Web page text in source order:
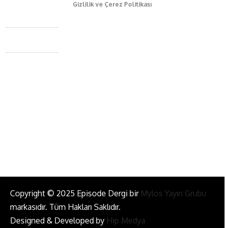
Gizlilik ve Çerez Politikası
Caferağa Mah. Dr. Şakir Paşa Sok. No3/A Kadıköy İstanbul
+90 543 345 46 00
Copyright © 2025 Episode Dergi bir Mylos Yayın Grubu
markasıdır. Tüm Hakları Saklıdır.
Designed & Developed by Hip Medya